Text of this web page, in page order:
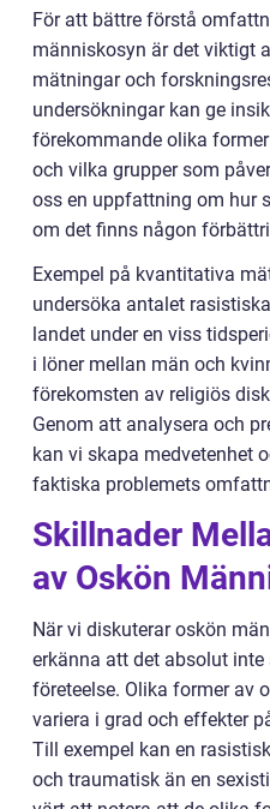
För att bättre förstå
människosyn är det viktigt
mätningar och
undersökningar kan ge
förekommande olika
och vilka grupper som
oss en uppfattning om hur
om det finns någon
Exempel på kvantitativa
undersöka antalet
landet under en viss
i löner mellan män och
förekomsten av religiös
Genom att analysera och
kan vi skapa medvetenhet
faktiska problemets
Skillnader
av Oskön
När vi diskuterar oskön
erkänna att det absolut inte
företeelse. Olika former av
variera i grad och effekter
Till exempel kan en
och traumatisk än en